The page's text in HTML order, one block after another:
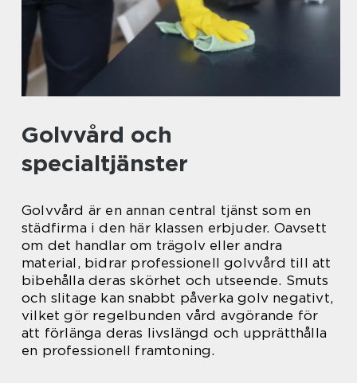
Golvvård och
specialtjänster
Golvvård är en annan central tjänst som en
städfirma i den här klassen erbjuder. Oavsett
om det handlar om trägolv eller andra
material, bidrar professionell golvvård till att
bibehålla deras skörhet och utseende. Smuts
och slitage kan snabbt påverka golv negativt,
vilket gör regelbunden vård avgörande för
att förlänga deras livslängd och upprätthålla
en professionell framtoning.